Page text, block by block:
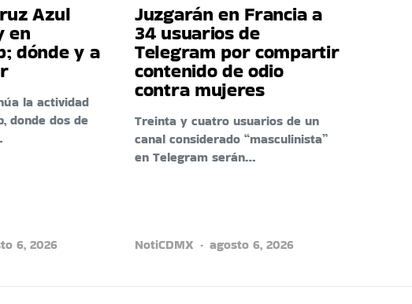
Azul
en
dónde y a
la actividad
donde dos de
6, 2026
Juzgarán en Francia a
34 usuarios de
Telegram por compartir
contenido de odio
contra mujeres
Treinta y cuatro usuarios de un
canal considerado “masculinista”
en Telegram serán…
NotiCDMX agosto 6, 2026